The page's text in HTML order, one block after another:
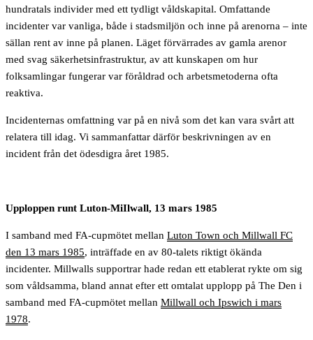
hundratals individer med ett tydligt våldskapital. Omfattande
incidenter var vanliga, både i stadsmiljön och inne på arenorna – inte
sällan rent av inne på planen. Läget förvärrades av gamla arenor
med svag säkerhetsinfrastruktur, av att kunskapen om hur
folksamlingar fungerar var föråldrad och arbetsmetoderna ofta
reaktiva.
Incidenternas omfattning var på en nivå som det kan vara svårt att
relatera till idag. Vi sammanfattar därför beskrivningen av en
incident från det ödesdigra året 1985.
Upploppen runt Luton-MiIlwall, 13 mars 1985
I samband med FA-cupmötet mellan Luton Town och Millwall FC
den 13 mars 1985, inträffade en av 80-talets riktigt ökända
incidenter. Millwalls supportrar hade redan ett etablerat rykte om sig
som våldsamma, bland annat efter ett omtalat upplopp på The Den i
samband med FA-cupmötet mellan Millwall och Ipswich i mars
1978.